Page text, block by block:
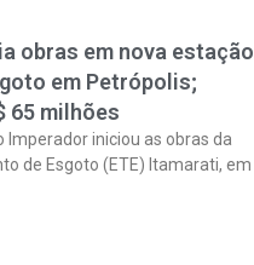
obras em nova estação
em Petrópolis;
65 milhões
Imperador iniciou as obras da
de Esgoto (ETE) Itamarati, em